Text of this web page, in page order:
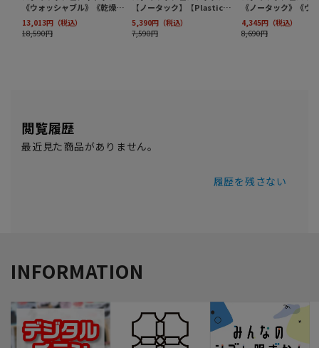
閲覧履歴
最近見た商品がありません。
履歴を残さない
INFORMATION